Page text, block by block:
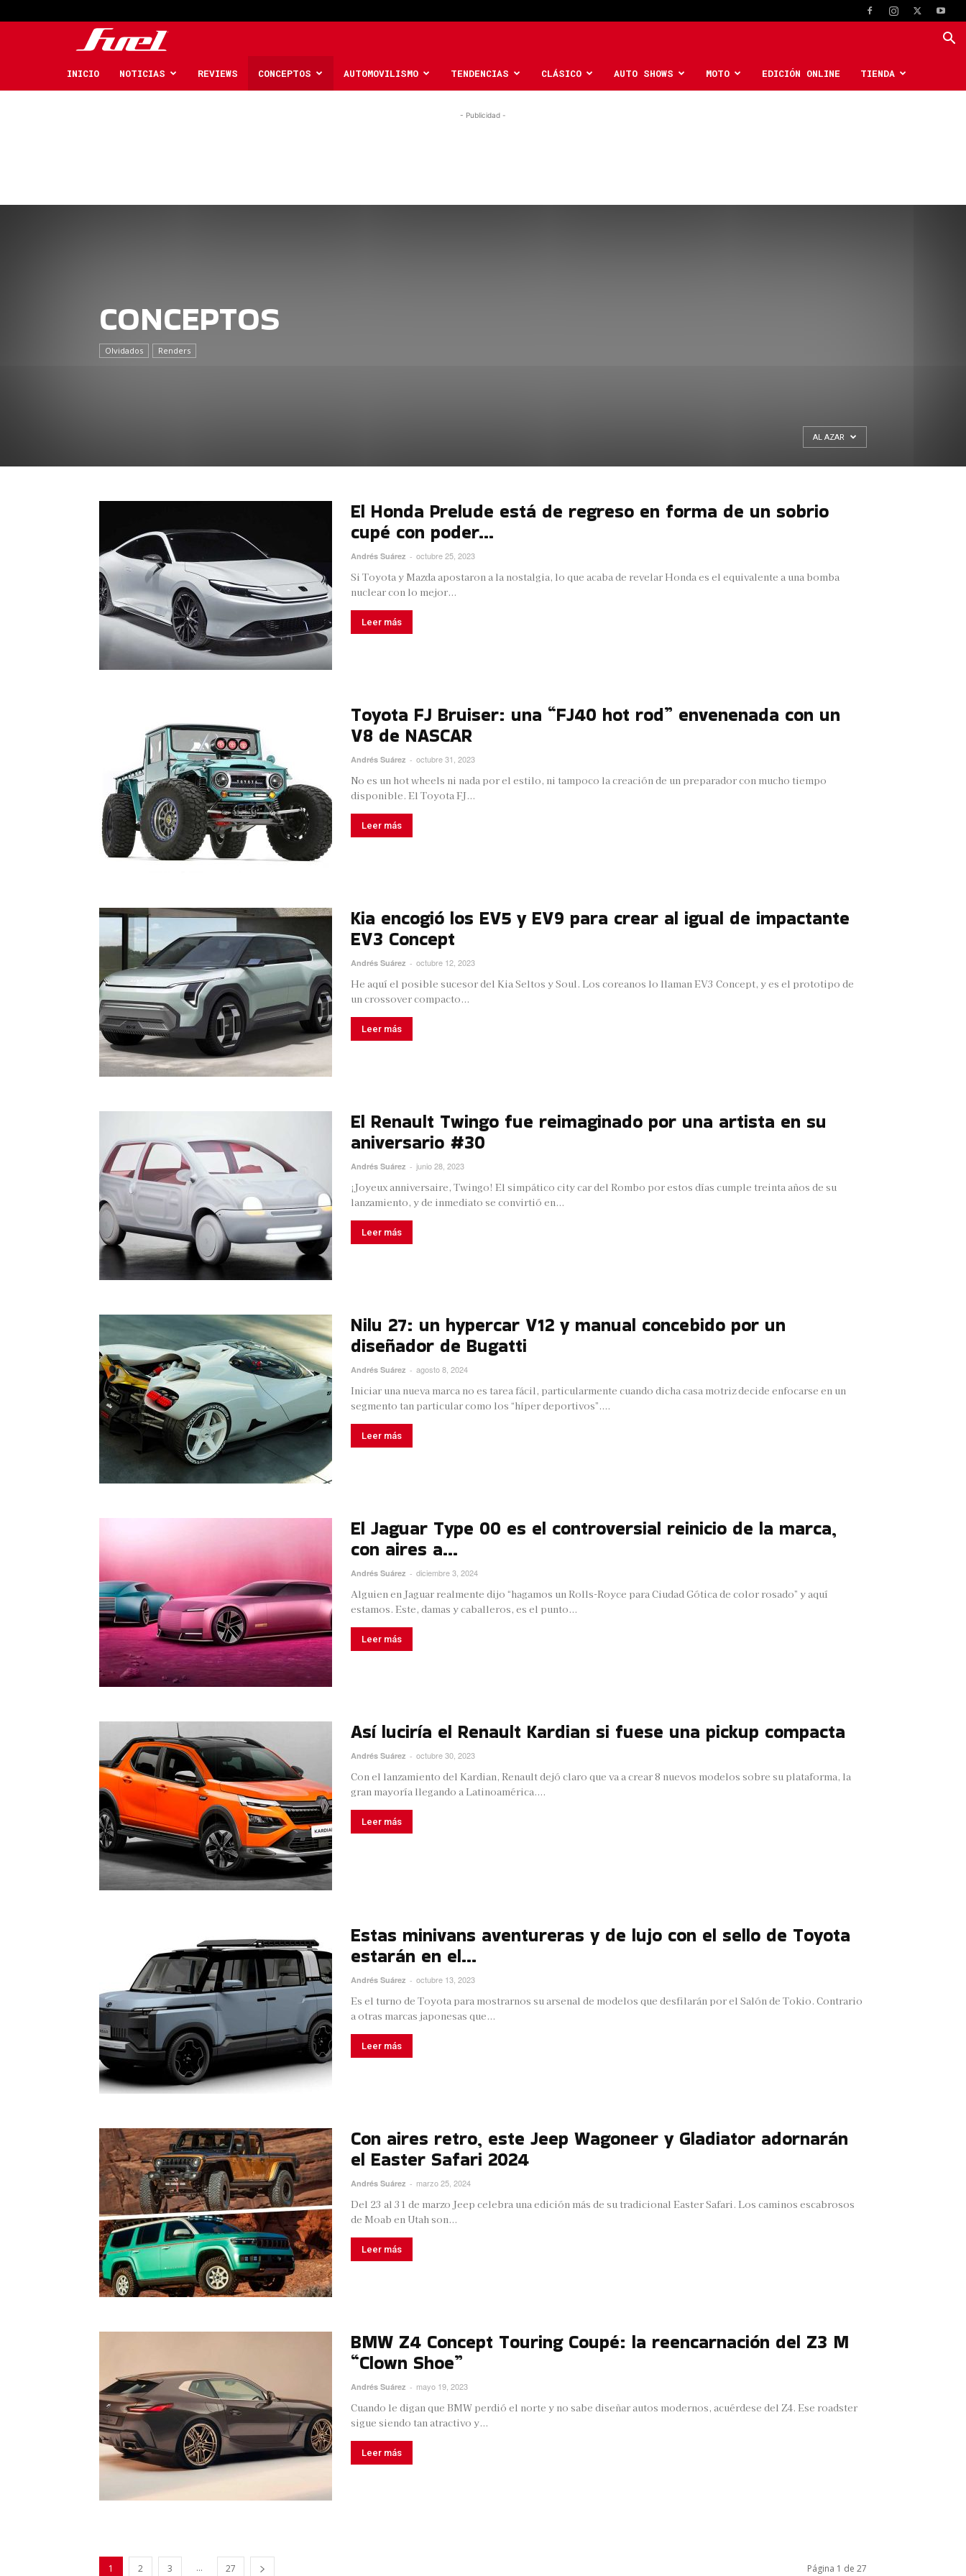
Car
INICIO NOTICIAS REVIEWS CONCEPTOS AUTOMOVILISMO TENDENCIAS CLÁSICO AUTO SHOWS MOTO EDICIÓN ONLINE TIENDA
- Publicidad -
CONCEPTOS
Olvidados Renders
AL AZAR
El Honda Prelude está de regreso en forma de un sobrio
cupé con poder...
Andrés Suárez - octubre 25, 2023
Si Toyota y Mazda apostaron a la nostalgia, lo que acaba de revelar Honda es el equivalente a una bomba
nuclear con lo mejor...
Leer más
Toyota FJ Bruiser: una “FJ40 hot rod” envenenada con un
V8 de NASCAR
Andrés Suárez - octubre 31, 2023
No es un hot wheels ni nada por el estilo, ni tampoco la creación de un preparador con mucho tiempo
disponible. El Toyota FJ...
Leer más
Kia encogió los EV5 y EV9 para crear al igual de impactante
EV3 Concept
Andrés Suárez - octubre 12, 2023
He aquí el posible sucesor del Kia Seltos y Soul. Los coreanos lo llaman EV3 Concept, y es el prototipo de
un crossover compacto...
Leer más
El Renault Twingo fue reimaginado por una artista en su
aniversario #30
Andrés Suárez - junio 28, 2023
¡Joyeux anniversaire, Twingo! El simpático city car del Rombo por estos días cumple treinta años de su
lanzamiento, y de inmediato se convirtió en...
Leer más
Nilu 27: un hypercar V12 y manual concebido por un
diseñador de Bugatti
Andrés Suárez - agosto 8, 2024
Iniciar una nueva marca no es tarea fácil, particularmente cuando dicha casa motriz decide enfocarse en un
segmento tan particular como los “híper deportivos”....
Leer más
El Jaguar Type 00 es el controversial reinicio de la marca,
con aires a...
Andrés Suárez - diciembre 3, 2024
Alguien en Jaguar realmente dijo “hagamos un Rolls-Royce para Ciudad Gótica de color rosado” y aquí
estamos. Este, damas y caballeros, es el punto...
Leer más
Así luciría el Renault Kardian si fuese una pickup compacta
Andrés Suárez - octubre 30, 2023
Con el lanzamiento del Kardian, Renault dejó claro que va a crear 8 nuevos modelos sobre su plataforma, la
gran mayoría llegando a Latinoamérica....
Leer más
Estas minivans aventureras y de lujo con el sello de Toyota
estarán en el...
Andrés Suárez - octubre 13, 2023
Es el turno de Toyota para mostrarnos su arsenal de modelos que desfilarán por el Salón de Tokio. Contrario
a otras marcas japonesas que...
Leer más
Con aires retro, este Jeep Wagoneer y Gladiator adornarán
el Easter Safari 2024
Andrés Suárez - marzo 25, 2024
Del 23 al 31 de marzo Jeep celebra una edición más de su tradicional Easter Safari. Los caminos escabrosos
de Moab en Utah son...
Leer más
BMW Z4 Concept Touring Coupé: la reencarnación del Z3 M
“Clown Shoe”
Andrés Suárez - mayo 19, 2023
Cuando le digan que BMW perdió el norte y no sabe diseñar autos modernos, acuérdese del Z4. Ese roadster
sigue siendo tan atractivo y...
Leer más
1 2 3 ... 27 Página 1 de 27